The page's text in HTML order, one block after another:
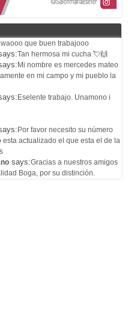
waooo que buen trabajooo
Tan hermosa mi cucha 💘🙌
Mi nombre es mercedes mateo
en mi campo y mi pueblo la
Eselente trabajo. Unamono i
Por favor necesito su número
esta actualizado el que esta el de la
says:Gracias a nuestros amigos
Boga, por su distinción.